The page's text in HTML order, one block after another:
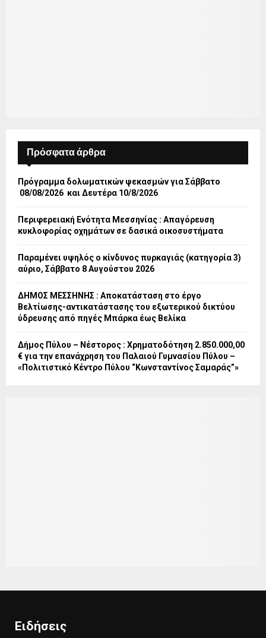
Πρόσφατα άρθρα
Πρόγραμμα δολωματικών ψεκασμών για Σάββατο
08/08/2026 και Δευτέρα 10/8/2026
Περιφερειακή Ενότητα Μεσσηνίας : Απαγόρευση
κυκλοφορίας οχημάτων σε δασικά οικοσυστήματα
Παραμένει υψηλός ο κίνδυνος πυρκαγιάς (κατηγορία 3)
αύριο, Σάββατο 8 Αυγούστου 2026
ΔΗΜΟΣ ΜΕΣΣΗΝΗΣ : Αποκατάσταση στο έργο
Βελτίωσης-αντικατάστασης του εξωτερικού δικτύου
ύδρευσης από πηγές Μπάρκα έως Βελίκα
Δήμος Πύλου – Νέστορος : Χρηματοδότηση 2.850.000,00
€ για την επανάχρηση του Παλαιού Γυμνασίου Πύλου –
«Πολιτιστικό Κέντρο Πύλου “Κωνσταντίνος Σαμαράς”»
Ειδήσεις